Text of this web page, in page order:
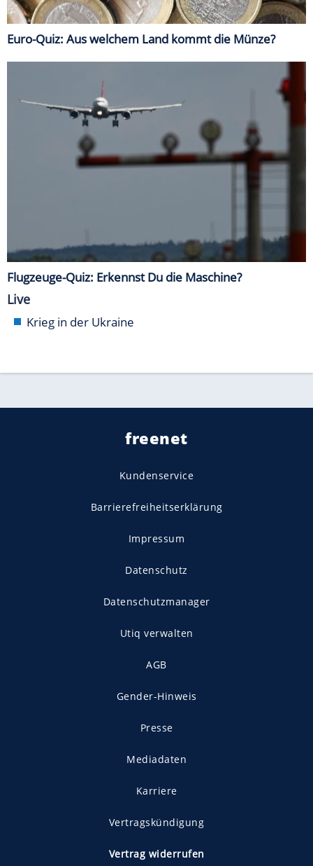
Euro-Quiz: Aus welchem Land kommt die Münze?
Flugzeuge-Quiz: Erkennst Du die Maschine?
Live
Krieg in der Ukraine
freenet
Kundenservice
Barrierefreiheitserklärung
Impressum
Datenschutz
Datenschutzmanager
Utiq verwalten
AGB
Gender-Hinweis
Presse
Mediadaten
Karriere
Vertragskündigung
Vertrag widerrufen